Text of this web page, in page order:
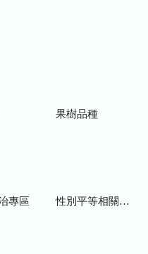
果樹品種
專區 性別平等相關網站